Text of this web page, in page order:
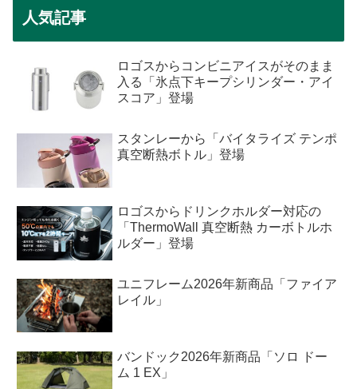
人気記事
ロゴスからコンビニアイスがそのまま
入る「氷点下キープシリンダー・アイ
スコア」登場
スタンレーから「バイタライズ テンポ
真空断熱ボトル」登場
ロゴスからドリンクホルダー対応の
「ThermoWall 真空断熱 カーボトルホ
ルダー」登場
ユニフレーム2026年新商品「ファイア
レイル」
バンドック2026年新商品「ソロ ドー
ム 1 EX」